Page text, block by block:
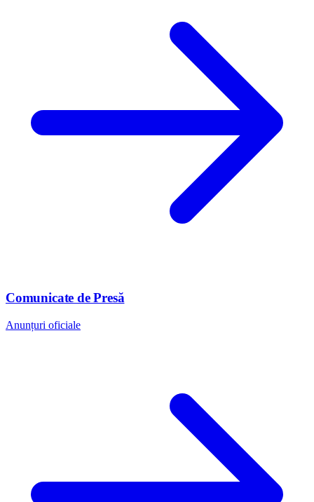
Comunicate de Presă
Anunțuri oficiale